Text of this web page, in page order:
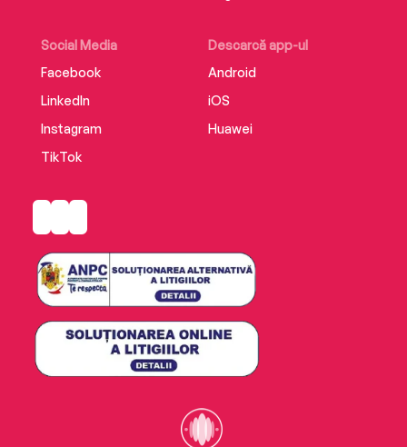
Social Media
Facebook
LinkedIn
Instagram
TikTok
Descarcă app-ul
Android
iOS
Huawei